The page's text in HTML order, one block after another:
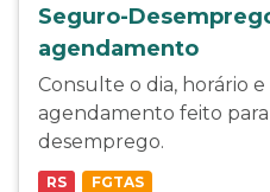
Seguro-
agendamento
Consulte o dia, horário
agendamento feito
desemprego.
RS FGTAS